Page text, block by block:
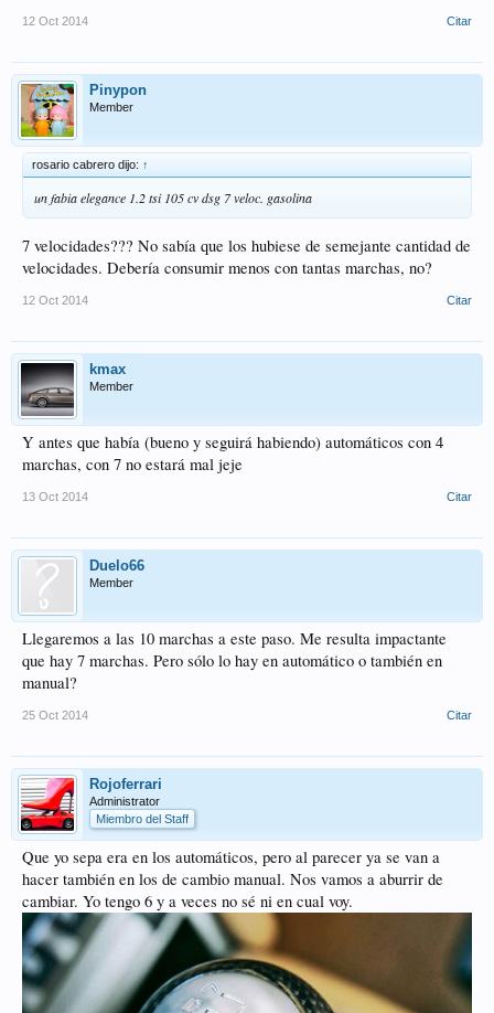
12 Oct 2014 Citar
Pinypon
Member
rosario cabrero dijo: ↑
un fabia elegance 1.2 tsi 105 cv dsg 7 veloc. gasolina
7 velocidades??? No sabía que los hubiese de semejante cantidad de
velocidades. Debería consumir menos con tantas marchas, no?
12 Oct 2014 Citar
kmax
Member
Y antes que había (bueno y seguirá habiendo) automáticos con 4
marchas, con 7 no estará mal jeje
13 Oct 2014 Citar
Duelo66
Member
Llegaremos a las 10 marchas a este paso. Me resulta impactante
que hay 7 marchas. Pero sólo lo hay en automático o también en
manual?
25 Oct 2014 Citar
Rojoferrari
Administrator
Miembro del Staff
Que yo sepa era en los automáticos, pero al parecer ya se van a
hacer también en los de cambio manual. Nos vamos a aburrir de
cambiar. Yo tengo 6 y a veces no sé ni en cual voy.